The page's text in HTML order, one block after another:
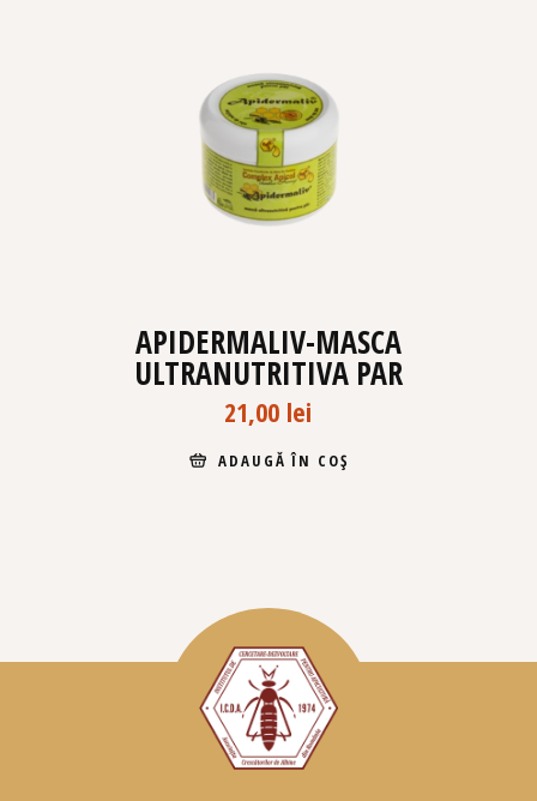
APIDERMALIV-MASCA
ULTRANUTRITIVA PAR
21,00 lei
ADAUGĂ ÎN COȘ